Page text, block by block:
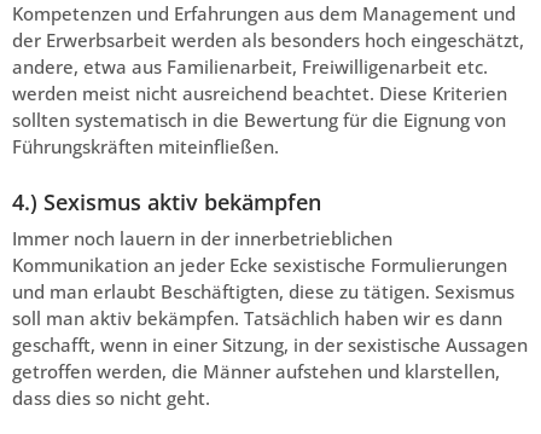
Kompetenzen und Erfahrungen aus dem Management und
der Erwerbsarbeit werden als besonders hoch eingeschätzt,
andere, etwa aus Familienarbeit, Freiwilligenarbeit etc.
werden meist nicht ausreichend beachtet. Diese Kriterien
sollten systematisch in die Bewertung für die Eignung von
Führungskräften miteinfließen.
4.) Sexismus aktiv bekämpfen
Immer noch lauern in der innerbetrieblichen
Kommunikation an jeder Ecke sexistische Formulierungen
und man erlaubt Beschäftigten, diese zu tätigen. Sexismus
soll man aktiv bekämpfen. Tatsächlich haben wir es dann
geschafft, wenn in einer Sitzung, in der sexistische Aussagen
getroffen werden, die Männer aufstehen und klarstellen,
dass dies so nicht geht.